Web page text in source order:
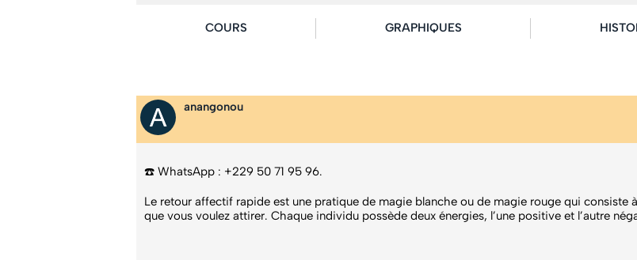
COURS GRAPHIQUES
anangonou
☎️ WhatsApp : +229 50 71 95 96.
Le retour affectif rapide est une pratique de magie blanche ou de magie rouge qui consiste
que vous voulez attirer. Chaque individu possède deux énergies, l’une positive et l’autre